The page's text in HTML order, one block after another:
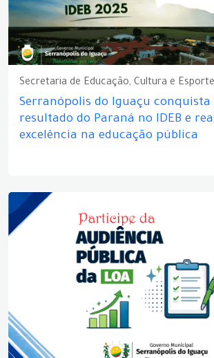
Secretaria de Educação, Cultura e
Serranópolis do Iguaçu
resultado do Paraná no IDEB e
excelência na educação pública